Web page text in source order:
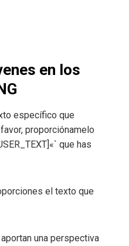
en los
específico que
proporciónamelo
que has
el texto que
una perspectiva